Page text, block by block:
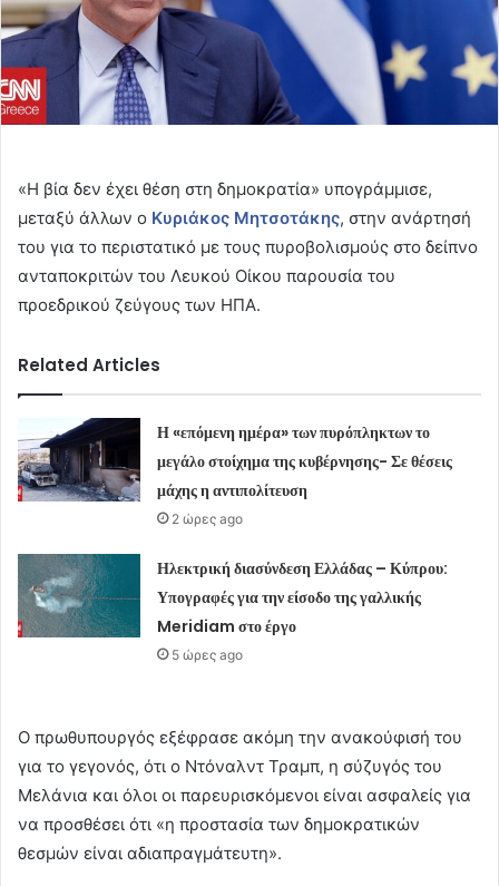
«Η βία δεν έχει θέση στη δημοκρατία» υπογράμμισε,
μεταξύ άλλων ο Κυριάκος Μητσοτάκης, στην ανάρτησή
του για το περιστατικό με τους πυροβολισμούς στο δείπνο
ανταποκριτών του Λευκού Οίκου παρουσία του
προεδρικού ζεύγους των ΗΠΑ.
Related Articles
Η «επόμενη ημέρα» των πυρόπληκτων το
μεγάλο στοίχημα της κυβέρνησης- Σε θέσεις
μάχης η αντιπολίτευση
2 ώρες ago
Ηλεκτρική διασύνδεση Ελλάδας – Κύπρου:
Υπογραφές για την είσοδο της γαλλικής
Meridiam στο έργο
5 ώρες ago
Ο πρωθυπουργός εξέφρασε ακόμη την ανακούφισή του
για το γεγονός, ότι ο Ντόναλντ Τραμπ, η σύζυγός του
Μελάνια και όλοι οι παρευρισκόμενοι είναι ασφαλείς για
να προσθέσει ότι «η προστασία των δημοκρατικών
θεσμών είναι αδιαπραγμάτευτη».